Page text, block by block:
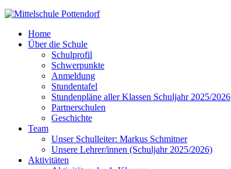
Home
Über die Schule
Schulprofil
Schwerpunkte
Anmeldung
Stundentafel
Stundenpläne aller Klassen Schuljahr 2025/2026
Partnerschulen
Geschichte
Team
Unser Schulleiter: Markus Schmitner
Unsere Lehrer/innen (Schuljahr 2025/2026)
Aktivitäten